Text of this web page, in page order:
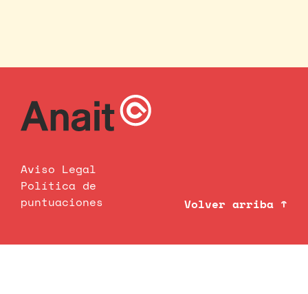
Aviso Legal
Política de
puntuaciones
Volver arriba ↑